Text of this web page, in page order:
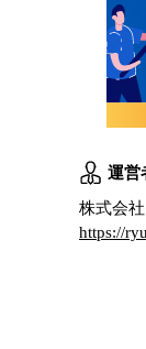
運営
株式会
https://